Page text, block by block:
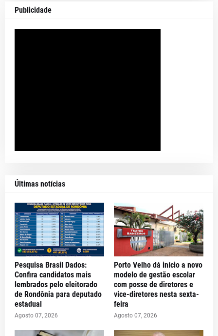
Publicidade
Últimas notícias
Pesquisa Brasil Dados:
Confira candidatos mais
lembrados pelo eleitorado
de Rondônia para deputado
estadual
Agosto 07, 2026
Porto Velho dá início a novo
modelo de gestão escolar
com posse de diretores e
vice-diretores nesta sexta-
feira
Agosto 07, 2026